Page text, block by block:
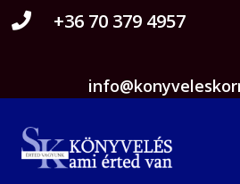
 +36 70 379 4957